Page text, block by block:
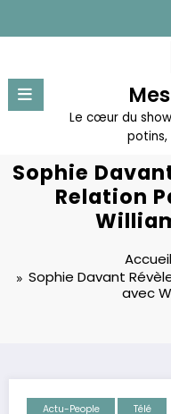
contenu
Le cœur du
Sophie
Relation
Accueil
Sophie Davant
avec
Actu-People Télé